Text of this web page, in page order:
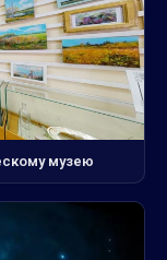
музею